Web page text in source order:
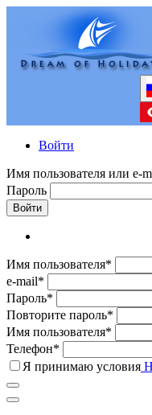
Войти
Имя пользователя или e-
Пароль
Войти
Имя пользователя*
e-mail*
Пароль*
Повторите пароль*
Имя пользователя*
Телефон*
Я принимаю условия